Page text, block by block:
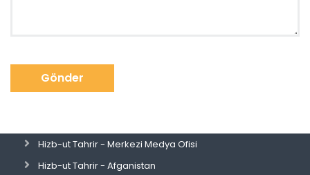
Gönder
Hizb-ut Tahrir - Merkezi Medya Ofisi
Hizb-ut Tahrir - Afganistan